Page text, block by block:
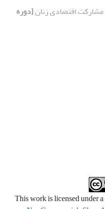
اقتصادی زنان[دوره